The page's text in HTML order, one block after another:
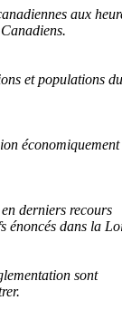
aux
et populations du
économiquement
derniers recours
énoncés dans la
sont